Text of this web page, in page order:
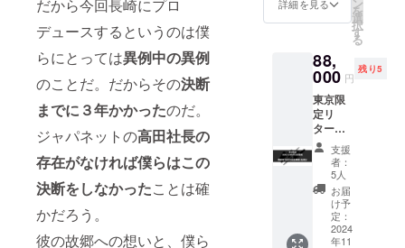
だから今回長崎にプロ
デュースするというのは僕
らにとっては異例中の異例
のことだ。だからその決断
までに３年かかったのだ。
ジャパネットの高田社長の
存在がなければ僕らはこの
決断をしなかったことは確
かだろう。
彼の故郷への想いと、僕ら
ループ
限 2025
年12月
末日ま
で ※ご
利用い
ただけ
る日は
店舗の
営業日
に準じ
ます。
※支援プ
ランの
渡しの
みにな
す。 ※
会員権
のお渡
しは
WAGYU
MAFIA
店舗、
初回ご
予約時
のお食
会員
AKIオー
プン記
念Tシャ
ツ1枚お
送り ※
会員権
のお渡
しはご
本人様
へのお
渡しの
みにな
りま
詳細を見る ン
を
選
択
す
る
88,
000 円
残り5
東京限
定リ
ターン
【WAG
YUMAF
IA会員
権＋照
寿司
TOKYO
お食事
券1名様
支援
者：
5人
お届
け予
定：
2024
年11